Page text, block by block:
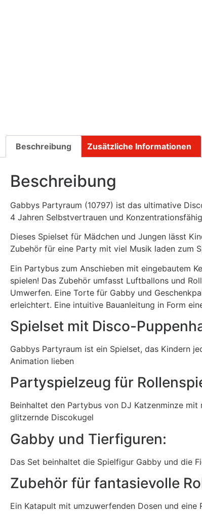
Beschreibung Zusätzliche Informationen
Beschreibung
Gabbys Partyraum (10797) ist das ultimative
4 Jahren Selbstvertrauen und
Dieses Spielset für Mädchen und Jungen lässt
Zubehör für eine Party mit viel Musik laden zum
Ein Partybus zum Anschieben mit eingebautem
spielen! Das Zubehör umfasst Luftballons und
Umwerfen. Eine Torte für Gabby und
erleichtert. Eine intuitive Bauanleitung in Form
Spielset mit Disco-
Gabbys Partyraum ist ein Spielset, das Kindern
Animation lieben
Partyspielzeug für
Beinhaltet den Partybus von DJ Katzenminze
glitzernde Discokugel
Gabby und Tierfiguren:
Das Set beinhaltet die Spielfigur Gabby und die
Zubehör für fantasievolle
Ein Katapult mit umzuwerfenden Dosen und eine